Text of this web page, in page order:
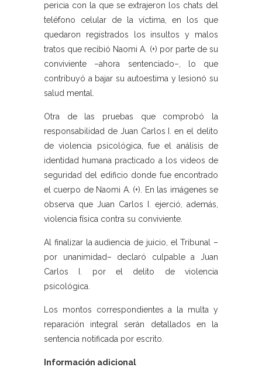
pericia con la que se extrajeron los chats del
teléfono celular de la víctima, en los que
quedaron registrados los insultos y malos
tratos que recibió Naomi A. (+) por parte de su
conviviente –ahora sentenciado–, lo que
contribuyó a bajar su autoestima y lesionó su
salud mental.
Otra de las pruebas que comprobó la
responsabilidad de Juan Carlos I. en el delito
de violencia psicológica, fue el análisis de
identidad humana practicado a los videos de
seguridad del edificio donde fue encontrado
el cuerpo de Naomi A. (+). En las imágenes se
observa que Juan Carlos I. ejerció, además,
violencia física contra su conviviente.
Al finalizar la audiencia de juicio, el Tribunal –
por unanimidad– declaró culpable a Juan
Carlos I. por el delito de violencia
psicológica.
Los montos correspondientes a la multa y
reparación integral serán detallados en la
sentencia notificada por escrito.
Información adicional